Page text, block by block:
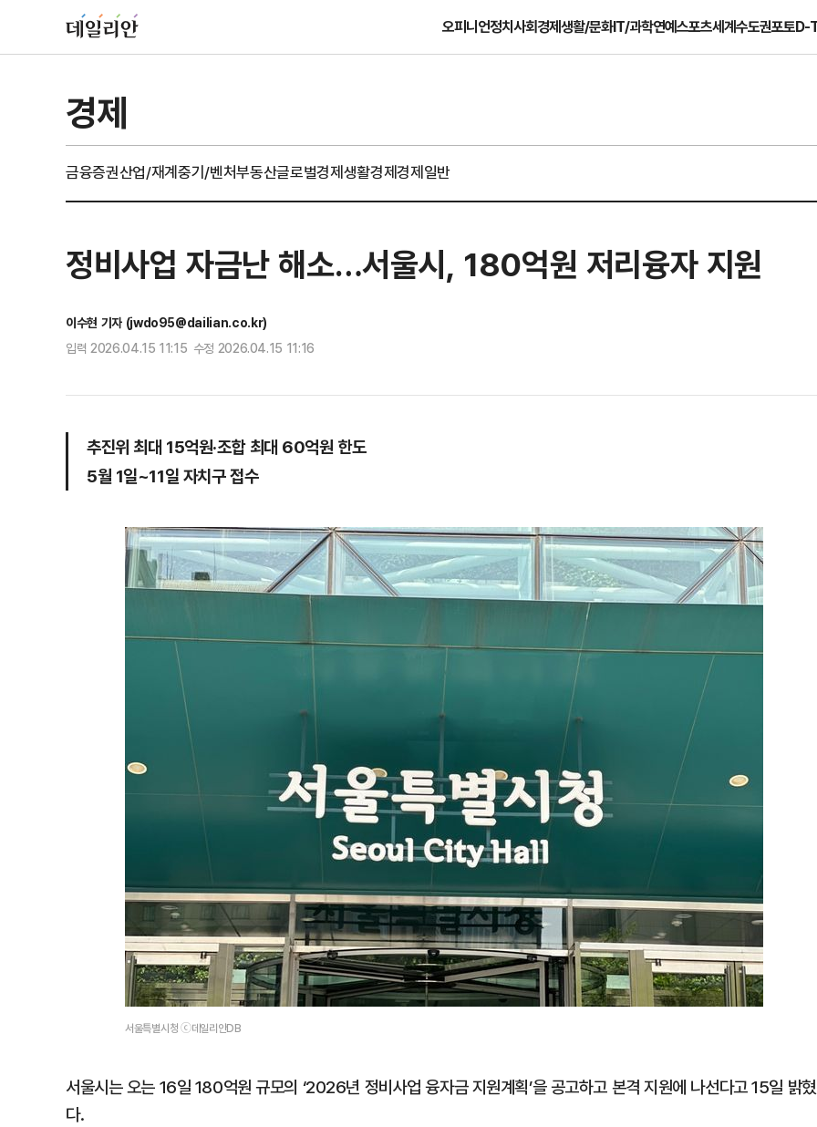
오피니언정치사회경제생활/문화IT/과학연예스포츠세계수도권포토D-
경제
금융증권산업/재계중기/벤처부동산글로벌경제생활경제경제일반
정비사업 자금난 해소…서울시, 180억원 저리융자 지원
이수현 기자 (jwdo95@dailian.co.kr)
입력 2026.04.15 11:15 수정 2026.04.15 11:16
추진위 최대 15억원·조합 최대 60억원 한도
5월 1일~11일 자치구 접수
서울특별시청 ⓒ데일리안DB
서울시는 오는 16일 180억원 규모의 ‘2026년 정비사업 융자금 지원계획’을 공고하고 본격 지원에 나선다고 15일 밝혔
다.